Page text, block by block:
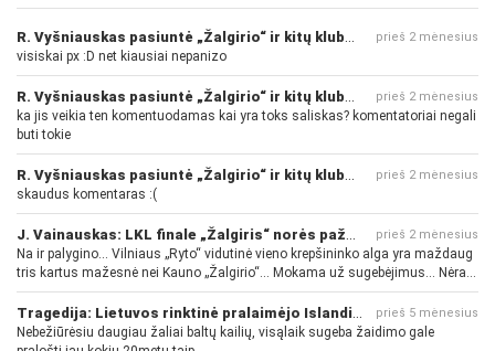
prieš 2 mėnesius
visiskai px :D net kiausiai nepanizo
prieš 2 mėnesius
ka jis veikia ten komentuodamas kai yra toks saliskas? komentatoriai negali
buti tokie
prieš 2 mėnesius
skaudus komentaras :(
prieš 2 mėnesius
Na ir palygino... Vilniaus „Ryto“ vidutinė vieno krepšininko alga yra maždaug
tris kartus mažesnė nei Kauno „Žalgirio“... Mokama už sugebėjimus... Nėra
pinigų - nėra gerų žaidėjų...
prieš 5 mėnesius
Nebežiūrėsiu daugiau žaliai baltų kailių, visąlaik sugeba žaidimo gale